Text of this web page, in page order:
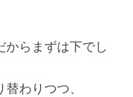
からまずは下でし
わりつつ、